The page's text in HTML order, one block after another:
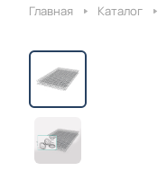
Главная Каталог